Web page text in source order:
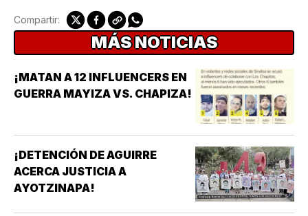
Compartir:
MÁS NOTICIAS
¡MATAN A 12 INFLUENCERS EN
GUERRA MAYIZA VS. CHAPIZA!
¡DETENCIÓN DE AGUIRRE
ACERCA JUSTICIA A
AYOTZINAPA!